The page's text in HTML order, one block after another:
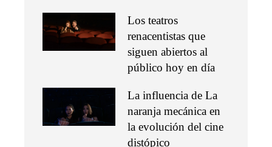
Los teatros
renacentistas que
siguen abiertos al
público hoy en día
La influencia de La
naranja mecánica en
la evolución del cine
distópico